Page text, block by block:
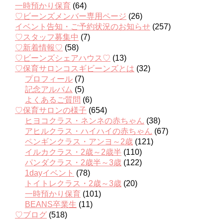
一時預かり保育 (64)
♡ビーンズメンバー専用ページ (26)
イベント告知・ご予約状況のお知らせ (257)
♡スタッフ募集中 (7)
♡新着情報♡ (58)
♡ビーンズシェアハウス♡ (13)
♡保育サロンコスギビーンズとは (32)
プロフィール (7)
記念アルバム (5)
よくあるご質問 (6)
♡保育サロンの様子 (654)
ヒヨコクラス・ネンネの赤ちゃん (38)
アヒルクラス・ハイハイの赤ちゃん (67)
ペンギンクラス・アンヨ～2歳 (121)
イルカクラス・2歳～2歳半 (110)
パンダクラス・2歳半～3歳 (122)
1dayイベント (78)
トイトレクラス・2歳～3歳 (20)
一時預かり保育 (101)
BEANS卒業生 (11)
♡ブログ (518)